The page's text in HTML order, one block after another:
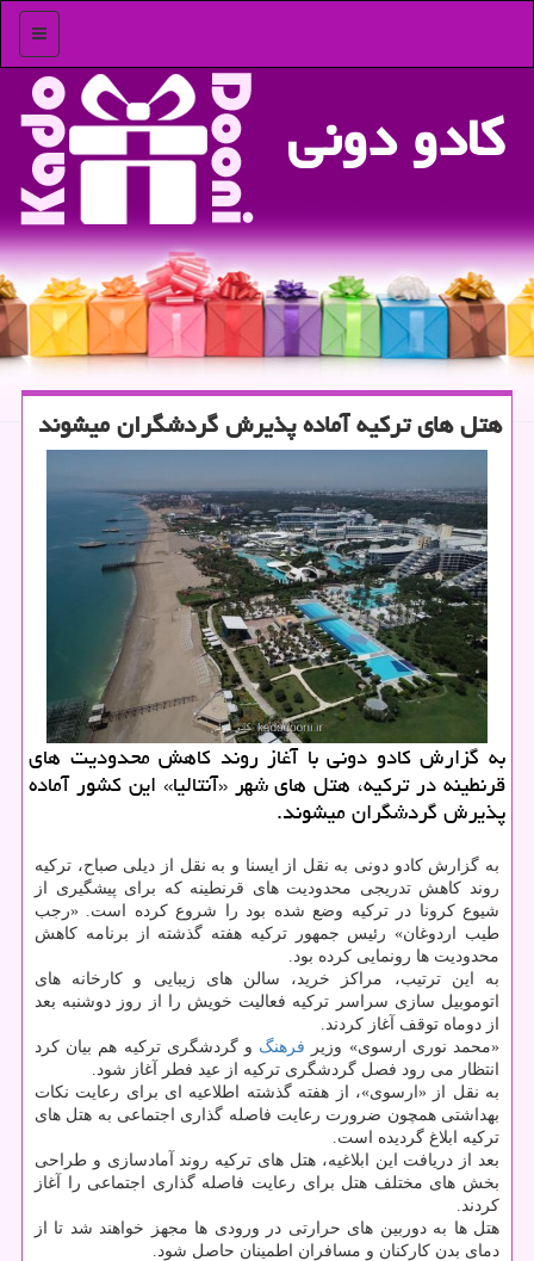
منو
كادو دونی
هتل های تركیه آماده پذیرش گردشگران می‎شوند
به گزارش كادو دونی با آغاز روند كاهش محدودیت های
قرنطینه در تركیه، هتل های شهر «آنتالیا» این كشور آماده
پذیرش گردشگران می‎شوند.
به گزارش کادو دونی به نقل از ایسنا و به نقل از دیلی صباح، ترکیه
روند کاهش تدریجی محدودیت های قرنطینه که برای پیشگیری از
شیوع کرونا در ترکیه وضع شده بود را شروع کرده است. «رجب
طیب اردوغان» رئیس جمهور ترکیه هفته گذشته از برنامه کاهش
محدودیت ها رونمایی کرده بود.
به این ترتیب، مراکز خرید، سالن های زیبایی و کارخانه های
اتوموبیل سازی سراسر ترکیه فعالیت خویش را از روز دوشنبه بعد
از دوماه توقف آغاز کردند.
«محمد نوری ارسوی» وزیر فرهنگ و گردشگری ترکیه هم بیان کرد
انتظار می‎ رود فصل گردشگری ترکیه از عید فطر آغاز شود.
به نقل از «ارسوی»، از هفته گذشته اطلاعیه ای برای رعایت نکات
بهداشتی همچون ضرورت رعایت فاصله گذاری اجتماعی به هتل های
ترکیه ابلاغ گردیده است.
بعد از دریافت این ابلاغیه، هتل های ترکیه روند آمادسازی و طراحی
بخش های مختلف هتل برای رعایت فاصله گذاری اجتماعی را آغاز
کردند.
هتل ها به دوربین های حرارتی در ورودی ها مجهز خواهند شد تا از
دمای بدن کارکنان و مسافران اطمینان حاصل شود.